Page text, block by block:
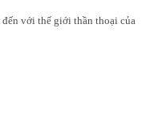
đến với thế giới thần thoại của